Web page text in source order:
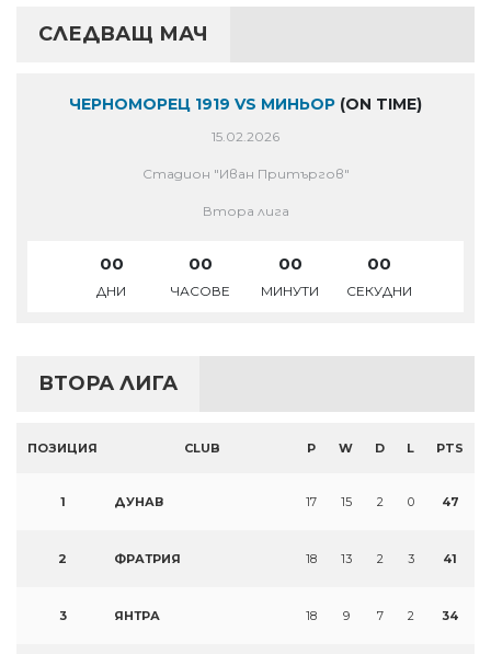
СЛЕДВАЩ МАЧ
ЧЕРНОМОРЕЦ 1919 VS МИНЬОР (ON TIME)
15.02.2026
Стадион "Иван Притъргов"
Втора лига
00
ДНИ
00
ЧАСОВЕ
00
МИНУТИ
00
СЕКУДНИ
ВТОРА ЛИГА
ПОЗИЦИЯ CLUB P W D L PTS
1 ДУНАВ 17 15 2 0 47
2 ФРАТРИЯ 18 13 2 3 41
3 ЯНТРА 18 9 7 2 34